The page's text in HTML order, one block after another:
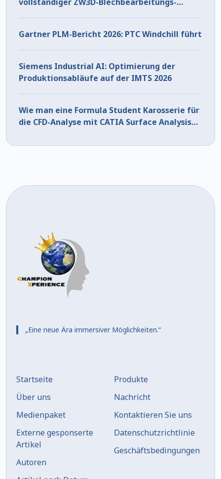
Gartner PLM-Bericht 2026: PTC Windchill führt
Siemens Industrial AI: Optimierung der
Produktionsabläufe auf der IMTS 2026
Wie man eine Formula Student Karosserie für
die CFD-Analyse mit CATIA Surface Analysis
„Eine neue Ära immersiver Möglichkeiten.“
Startseite
Über uns
Medienpaket
Externe gesponserte
Artikel
Autoren
Produkte
Nachricht
Kontaktieren Sie uns
Datenschutzrichtlinie
Geschäftsbedingungen